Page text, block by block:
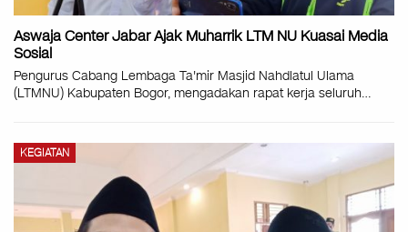
Aswaja Center Jabar Ajak Muharrik LTM NU Kuasai Media
Sosial
Pengurus Cabang Lembaga Ta'mir Masjid Nahdlatul Ulama
(LTMNU) Kabupaten Bogor, mengadakan rapat kerja seluruh…
KEGIATAN